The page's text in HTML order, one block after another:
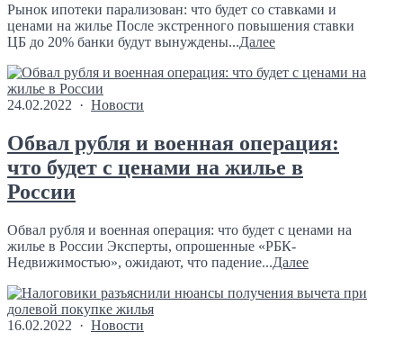
Рынок ипотеки парализован: что будет со ставками и
ценами на жилье После экстренного повышения ставки
ЦБ до 20% банки будут вынуждены...Далее
24.02.2022 · Новости
Обвал рубля и военная операция:
что будет с ценами на жилье в
России
Обвал рубля и военная операция: что будет с ценами на
жилье в России Эксперты, опрошенные «РБК-
Недвижимостью», ожидают, что падение...Далее
16.02.2022 · Новости